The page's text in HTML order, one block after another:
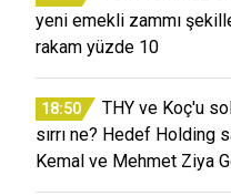
yeni emekli zammı
rakam yüzde 10
18:50
THY ve Koç'u
sırrı ne? Hedef Holding
Kemal ve Mehmet Ziya